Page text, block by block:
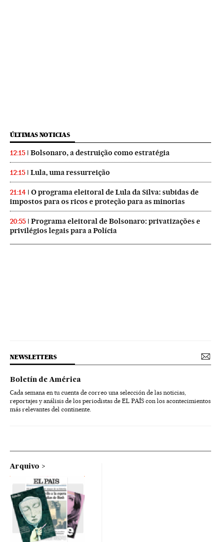
ÚLTIMAS NOTICIAS
12:15 Bolsonaro, a destruição como estratégia
12:15 Lula, uma ressurreição
21:14
O programa eleitoral de Lula da Silva: subidas de
impostos para os ricos e proteção para as minorias
20:55
Programa eleitoral de Bolsonaro: privatizações e
privilégios legais para a Polícia
NEWSLETTERS
Boletín de América
Cada semana en tu cuenta de correo una selección de las noticias,
reportajes y análisis de los periodistas de EL PAÍS con los acontecimientos
más relevantes del continente.
Arquivo